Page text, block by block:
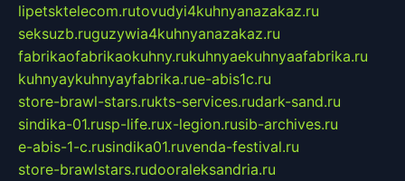
lipetsktelecom.rutovudyi4kuhnyanazakaz.ru
seksuzb.ruguzywia4kuhnyanazakaz.ru
fabrikaofabrikaokuhny.rukuhnyaekuhnyaafabrika.ru
kuhnyaykuhnyayfabrika.rue-abis1c.ru
store-brawl-stars.rukts-services.rudark-sand.ru
sindika-01.rusp-life.rux-legion.rusib-archives.ru
e-abis-1-c.rusindika01.ruvenda-festival.ru
store-brawlstars.rudooraleksandria.ru